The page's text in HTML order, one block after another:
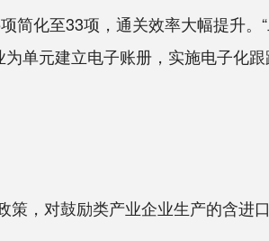
化至33项，通关效率大幅提升。
单元建立电子账册，实施电子化
，对鼓励类产业企业生产的含进